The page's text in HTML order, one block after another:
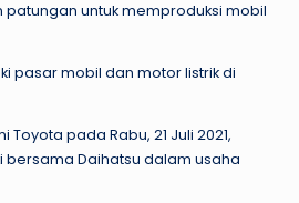
untuk memproduksi mobil
pasar mobil dan motor listrik di
pada Rabu, 21 Juli 2021,
bersama Daihatsu dalam usaha